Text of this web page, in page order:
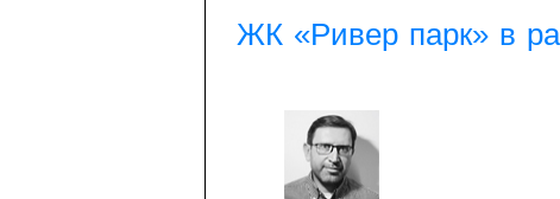
ЖК «Ривер парк» в